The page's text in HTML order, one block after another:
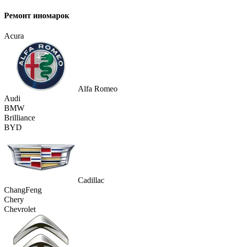
Ремонт иномарок
Acura
Alfa Romeo
Audi
BMW
Brilliance
BYD
Cadillac
ChangFeng
Chery
Chevrolet